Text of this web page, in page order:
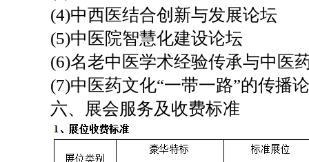
(4)中西医结合创新与发展论坛
(5)中医院智慧化建设论坛
(6)名老中医学术经验传承与中医
(7)中医药文化“一带一路”的传播
六、展会服务及收费标准